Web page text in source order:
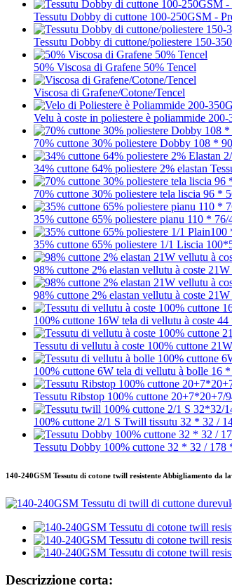
Tessutu Dobby di cuttone 100-250GSM -
Tessutu Dobby di cuttone/poliestere 150-
50% Viscosa di Grafene 50% Tencel
Viscosa di Grafene/Cotone/Tencel
Velu à coste in poliestere è poliammide
70% cuttone 30% poliestere Dobby 108 *
34% cuttone 64% poliestere 2% elastan
70% cuttone 30% poliestere tela liscia 96 *
35% cuttone 65% poliestere pianu 110 * 76/
35% cuttone 65% poliestere 1/1 Liscia
98% cuttone 2% elastan vellutu à coste 21W
98% cuttone 2% elastan vellutu à coste 21W
100% cuttone 16W tela di vellutu à coste
Tessutu di vellutu à coste 100% cuttone
100% cuttone 6W tela di vellutu à bolle 16
Tessutu Ribstop 100% cuttone 20+7*20+7/
100% cuttone 2/1 S Twill tissutu 32 * 32 /
Tessutu Dobby 100% cuttone 32 * 32 / 178
140-240GSM Tessutu di cotone twill resistente Abbigliamento da
Descrizzione corta: